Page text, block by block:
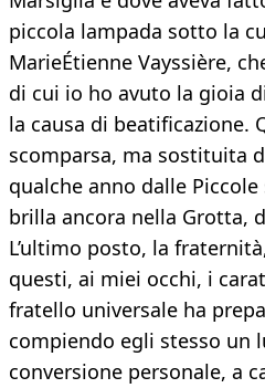
piccola lampada sotto la
MarieÉtienne Vayssière,
di cui io ho avuto la gioia
la causa di beatificazione.
scomparsa, ma sostituita
qualche anno dalle
brilla ancora nella Grotta,
L’ultimo posto, la
questi, ai miei occhi, i
fratello universale ha
compiendo egli stesso un
conversione personale, a